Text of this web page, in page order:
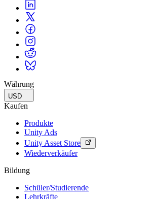
Währung
USD
Kaufen
Produkte
Unity Ads
Unity Asset Store
Wiederverkäufer
Bildung
Schüler/Studierende
Lehrkräfte